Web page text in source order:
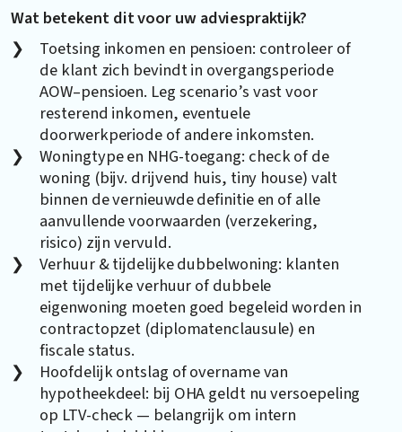
Wat betekent dit voor uw adviespraktijk?
Toetsing inkomen en pensioen: controleer of
de klant zich bevindt in overgangsperiode
AOW–pensioen. Leg scenario’s vast voor
resterend inkomen, eventuele
doorwerkperiode of andere inkomsten.
Woningtype en NHG-toegang: check of de
woning (bijv. drijvend huis, tiny house) valt
binnen de vernieuwde definitie en of alle
aanvullende voorwaarden (verzekering,
risico) zijn vervuld.
Verhuur & tijdelijke dubbelwoning: klanten
met tijdelijke verhuur of dubbele
eigenwoning moeten goed begeleid worden in
contractopzet (diplomatenclausule) en
fiscale status.
Hoofdelijk ontslag of overname van
hypotheekdeel: bij OHA geldt nu versoepeling
op LTV-check — belangrijk om intern